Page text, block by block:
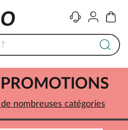
ContactComptePanier
PROMOTIONS
de nombreuses catégories